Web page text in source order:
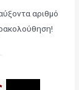
αριθμό